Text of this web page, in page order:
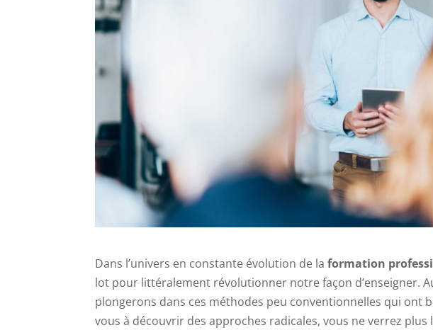
Dans l’univers en constante évolution de laformation
lot pour littéralement révolutionner notre façon d’enseigner.
plongerons dans ces méthodes peu conventionnelles qui ont
vous à découvrir des approches radicales, vous ne verrez